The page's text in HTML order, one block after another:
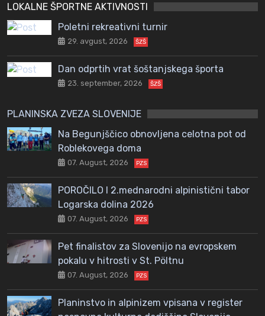
LOKALNE ŠPORTNE AKTIVNOSTI
Poletni rekreativni turnir
29. avgust, 2026 ŠZŠ
Dan odprtih vrat šoštanjskega športa
23. september, 2026 ŠZŠ
PLANINSKA ZVEZA SLOVENIJE
Na Begunjščico obnovljena celotna pot od
Roblekovega doma
07. August, 2026 PZS
POROČILO I 2.mednarodni alpinistični tabor
Logarska dolina 2026
07. August, 2026 PZS
Pet finalistov za Slovenijo na evropskem
pokalu v hitrosti v St. Pöltnu
07. August, 2026 PZS
Planinstvo in alpinizem vpisana v register